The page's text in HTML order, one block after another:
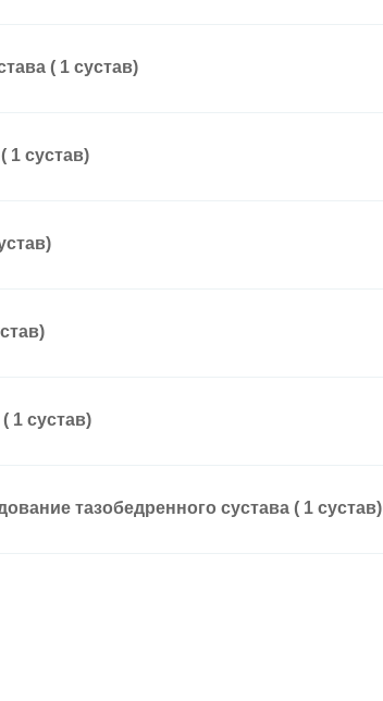
( 1 сустав)
1 сустав)
1 сустав)
тазобедренного сустава ( 1 сустав)